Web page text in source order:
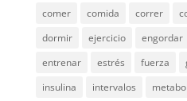
comer
comida correr
dormir
ejercicio engordar
entrenar
estrés fuerza
insulina
intervalos